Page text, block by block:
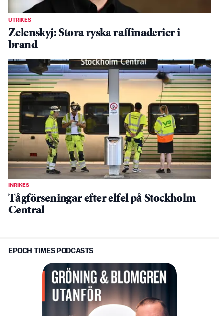
UTRIKES
Zelenskyj: Stora ryska raffinaderier i
brand
INRIKES
Tågförseningar efter elfel på Stockholm
Central
EPOCH TIMES PODCASTS